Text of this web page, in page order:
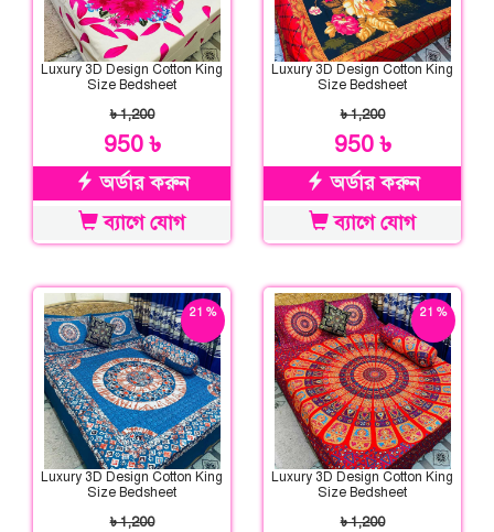
Luxury 3D Design Cotton King
Size Bedsheet
৳ 1,200
950 ৳
অর্ডার করুন
ব্যাগে যোগ
Luxury 3D Design Cotton King
Size Bedsheet
৳ 1,200
950 ৳
অর্ডার করুন
ব্যাগে যোগ
21 %
Luxury 3D Design Cotton King
Size Bedsheet
৳ 1,200
21 %
Luxury 3D Design Cotton King
Size Bedsheet
৳ 1,200